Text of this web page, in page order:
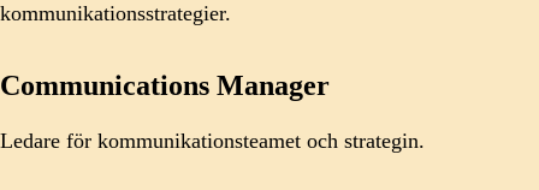
kommunikationsstrategier.
Communications Manager
Ledare för kommunikationsteamet och strategin.